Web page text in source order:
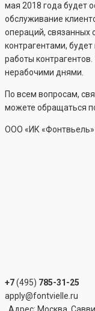
мая 2018 года будет
обслуживание
операций, связанных
контрагентами,
работы
нерабочими днями.
По всем вопросам,
можете обращаться
ООО «ИК «Фонтвьель»
+7(495) 785-31-25
apply@fontvielle.ru